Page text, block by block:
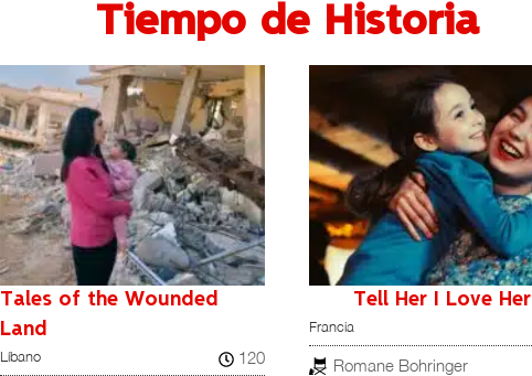
Tiempo de Historia
Tales of the Wounded
Land
Líbano
120
Tell Her I Love Her
Francia
Romane Bohringer